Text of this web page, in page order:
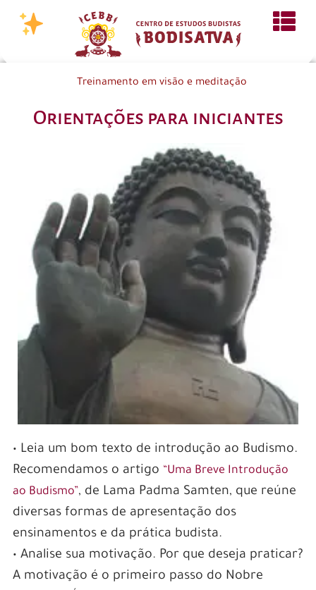
Treinamento em visão e meditação
Orientações para iniciantes
• Leia um bom texto de introdução ao Budismo.
Recomendamos o artigo “Uma Breve Introdução
ao Budismo”, de Lama Padma Samten, que reúne
diversas formas de apresentação dos
ensinamentos e da prática budista.
• Analise sua motivação. Por que deseja praticar?
A motivação é o primeiro passo do Nobre